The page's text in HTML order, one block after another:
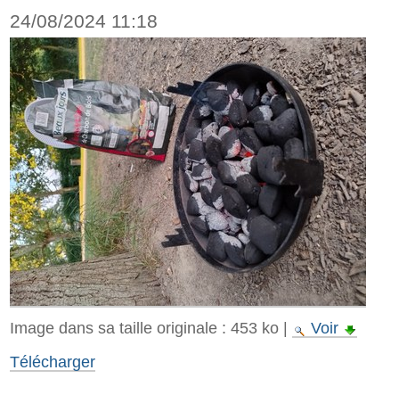
24/08/2024 11:18
Image dans sa taille originale : 453 ko|
Voir
Télécharger